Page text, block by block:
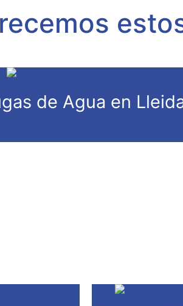
de Agua en